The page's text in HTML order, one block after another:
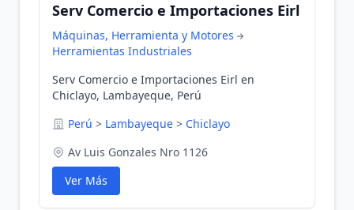
Serv Comercio e Importaciones Eirl
Máquinas, Herramienta y Motores
Herramientas Industriales
Serv Comercio e Importaciones Eirl en
Chiclayo, Lambayeque, Perú
Perú > Lambayeque > Chiclayo
Av Luis Gonzales Nro 1126
Ver Más